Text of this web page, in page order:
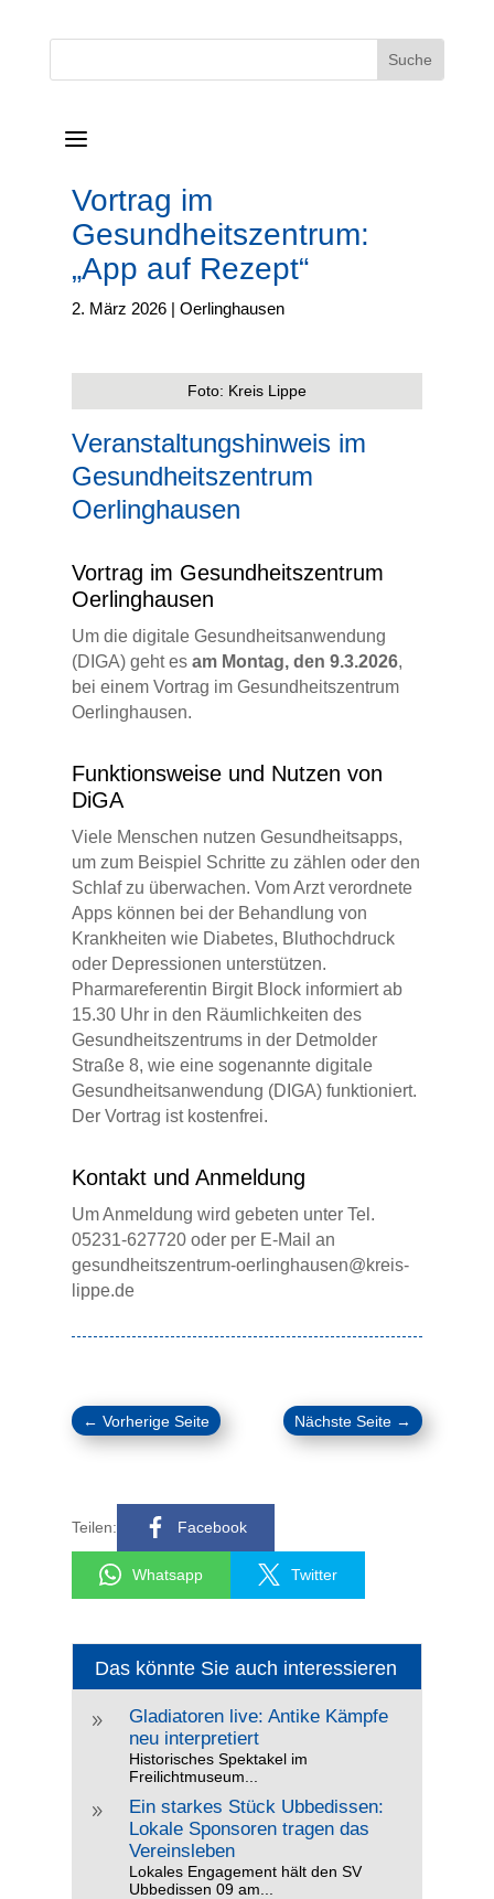
a
Das könnte Sie auch interessieren
9
Gladiatoren live: Antike Kämpfe
neu interpretiert
Historisches Spektakel im
Freilichtmuseum...
9
Ein starkes Stück Ubbedissen:
Lokale Sponsoren tragen das
Vereinsleben
Lokales Engagement hält den SV
Ubbedissen 09 am...
Vortrag im
Gesundheitszentrum:
„App auf Rezept“
2. März 2026| Oerlinghausen
Foto: Kreis Lippe
Veranstaltungshinweis im
Gesundheitszentrum
Oerlinghausen
Vortrag im Gesundheitszentrum
Oerlinghausen
Um die digitale Gesundheitsanwendung
(DIGA) geht es am Montag, den 9.3.2026,
bei einem Vortrag im Gesundheitszentrum
Oerlinghausen.
Funktionsweise und Nutzen von
DiGA
Viele Menschen nutzen Gesundheitsapps,
um zum Beispiel Schritte zu zählen oder den
Schlaf zu überwachen. Vom Arzt verordnete
Apps können bei der Behandlung von
Krankheiten wie Diabetes, Bluthochdruck
oder Depressionen unterstützen.
Pharmareferentin Birgit Block informiert ab
15.30 Uhr in den Räumlichkeiten des
Gesundheitszentrums in der Detmolder
Straße 8, wie eine sogenannte digitale
Gesundheitsanwendung (DIGA) funktioniert.
Der Vortrag ist kostenfrei.
Kontakt und Anmeldung
Um Anmeldung wird gebeten unter Tel.
05231-627720 oder per E-Mail an
gesundheitszentrum-oerlinghausen@kreis-
lippe.de
← Vorherige Seite Nächste Seite →
Teilen: Facebook
Whatsapp Twitter